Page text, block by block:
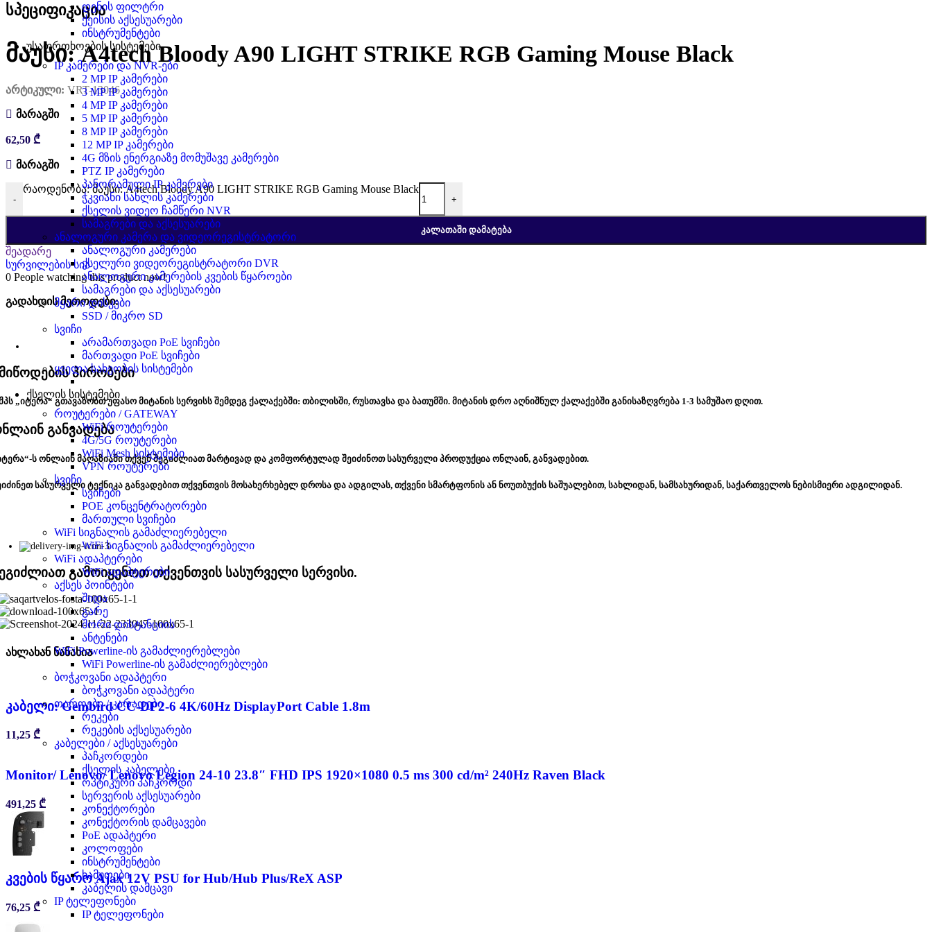
დენის ფილტრი
ქეისის აქსესუარები
ინსტრუმენტები
უსაფრთხოების სისტემები
IP კამერები და NVR-ები
2 MP IP კამერები
3 MP IP კამერები
4 MP IP კამერები
5 MP IP კამერები
8 MP IP კამერები
12 MP IP კამერები
4G მზის ენერგიაზე მომუშავე კამერები
PTZ IP კამერები
პანორამული IP კამერები
ჭკვიანი სახლის კამერები
ქსელის ვიდეო ჩამწერი NVR
სამაგრები და აქსესუარები
ანალოგური კამერა და ვიდეორეგისტრატორი
ანალოგური კამერები
ქსელური ვიდეორეგისტრატორი DVR
ანალოგური კამერების კვების წყაროები
სამაგრები და აქსესუარები
მყარი დისკები
SSD / მიკრო SD
სვიჩი
არამართვადი PoE სვიჩები
მართვადი PoE სვიჩები
ყველა სახეობის სისტემები
ქსელის სისტემები
როუტერები / GATEWAY
WiFi როუტერები
4G/5G როუტერები
WiFi Mesh სისტემები
VPN როუტერები
სვიჩი
სვიჩები
POE კონცენტრატორები
მართული სვიჩები
WiFi სიგნალის გამაძლიერებელი
WiFi სიგნალის გამაძლიერებელი
WiFi ადაპტერები
WiFi ადაპტერები
აქსეს პოინტები
შიდა
გარე
შორი დისტანციის
ანტენები
WiFi Powerline-ის გამაძლიერებლები
WiFi Powerline-ის გამაძლიერებლები
ბოჭკოვანი ადაპტერი
ბოჭკოვანი ადაპტერი
თაროები / კარადები
რეკები
რეკების აქსესუარები
კაბელები / აქსესუარები
პაჩკორდები
ქსელის კაბელები
ოპტიკური პაჩკორდი
სერვერის აქსესუარები
კონექტორები
კონექტორის დამცავები
PoE ადაპტერი
კოლოფები
ინსტრუმენტები
ხამუთები
კაბელის დამცავი
IP ტელეფონები
IP ტელეფონები
სპეციფიკაცია
მაუსი: A4tech Bloody A90 LIGHT STRIKE RGB Gaming Mouse Black
არტიკული: VRT-13046
მარაგში
62,50 ₾
მარაგში
-
რაოდენობა: მაუსი: A4tech Bloody A90 LIGHT STRIKE RGB Gaming Mouse Black
+
ᲙᲐᲚᲐᲗᲐᲨᲘ ᲓᲐᲛᲐᲢᲔᲑᲐ
შეადარე
სურვილების სია
0 People watching this product now!
გადახდის მეთოდები:
პირობები
„იტერა“ გთავაზობთ უფასო მიტანის სერვისს შემდეგ ქალაქებში: თბილისში, რუსთავსა და ბათუმში. მიტანის დრო აღნიშნულ ქალაქებში განისაზღვრება 1-3 სამუშაო დღით.
განვადება
ს ონლაინ მაღაზიაში თქვენ შეგიძლიათ მარტივად და კომფორტულად შეიძინოთ სასურველი პროდუქცია ონლაინ, განვადებით.
სასურველი ტექნიკა განვადებით თქვენთვის მოსახერხებელ დროსა და ადგილას, თქვენი სმარტფონის ან ნოუთბუქის საშუალებით, სახლიდან, სამსახურიდან, საქართველოს ნებისმიერი ადგილიდან.
გამოიყენოთ თქვენთვის სასურველი სერვისი.
ახლახან ნანახია
კაბელი: Gembird CC-DP2-6 4K/60Hz DisplayPort Cable 1.8m
11,25 ₾
Monitor/ Lenovo/ Lenovo Legion 24-10 23.8″ FHD IPS 1920×1080 0.5 ms 300 cd/m² 240Hz Raven Black
491,25 ₾
კვების წყარო Ajax 12V PSU for Hub/Hub Plus/ReX ASP
76,25 ₾